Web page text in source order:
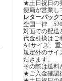
★土日祝日の
便局が営業し
レターパック
全国一律
対面での配送
代金引換はご
A4サイズ、重
規定外のサイ
だきます。
その際は送料
★ご入金確認